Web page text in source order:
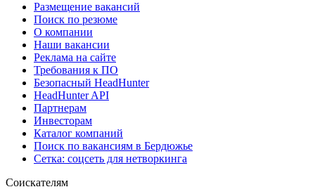
Размещение вакансий
Поиск по резюме
О компании
Наши вакансии
Реклама на сайте
Требования к ПО
Безопасный HeadHunter
HeadHunter API
Партнерам
Инвесторам
Каталог компаний
Поиск по вакансиям в Бердюжье
Сетка: соцсеть для нетворкинга
Соискателям